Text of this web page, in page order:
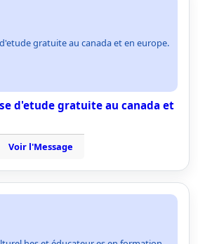
gratuite au canada et en europe.
d'etude gratuite au canada et
Voir l'Message